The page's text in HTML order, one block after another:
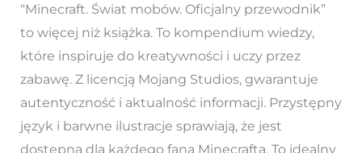
“Minecraft. Świat mobów. Oficjalny przewodnik”
to więcej niż książka. To kompendium wiedzy,
które inspiruje do kreatywności i uczy przez
zabawę. Z licencją Mojang Studios, gwarantuje
autentyczność i aktualność informacji. Przystępny
język i barwne ilustracje sprawiają, że jest
dostępna dla każdego fana Minecrafta. To idealny